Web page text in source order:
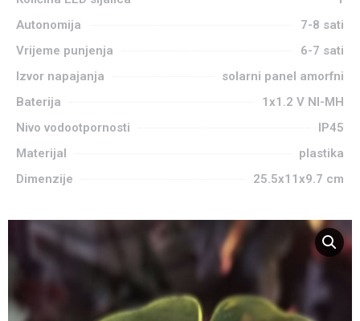
Autonomija
7-8 sati
Vrijeme punjenja
6-7 sati
Izvor napajanja
solarni panel amorfni
Baterija
1x1.2 V NI-MH
Nivo vodootpornosti
IP45
Materijal
plastika
Dimenzije
25.5x11x9.7 cm